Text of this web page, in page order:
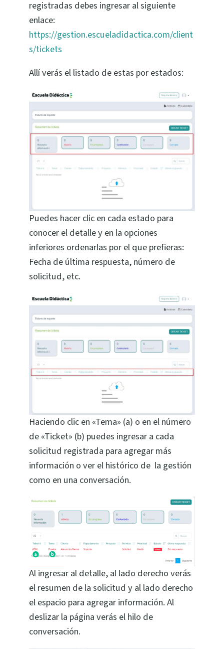
registradas debes ingresar al siguiente
enlace:
https://gestion.escueladidactica.com/client
s/tickets
Allí verás el listado de estas por estados:
Puedes hacer clic en cada estado para
conocer el detalle y en la opciones
inferiores ordenarlas por el que prefieras:
Fecha de última respuesta, número de
solicitud, etc.
Haciendo clic en «Tema» (a) o en el número
de «Ticket» (b) puedes ingresar a cada
solicitud registrada para agregar más
información o ver el histórico de la gestión
como en una conversación.
Al ingresar al detalle, al lado derecho verás
el resumen de la solicitud y al lado derecho
el espacio para agregar información. Al
deslizar la página verás el hilo de
conversación.